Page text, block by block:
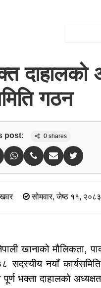
दाहालको
गठन
post: 0 shares
सोमवार, जेष्ठ ११, २०८३
खानाको मौलिकता,
सदस्यीय नयाँ
पूर्ण भक्ता दाहालको